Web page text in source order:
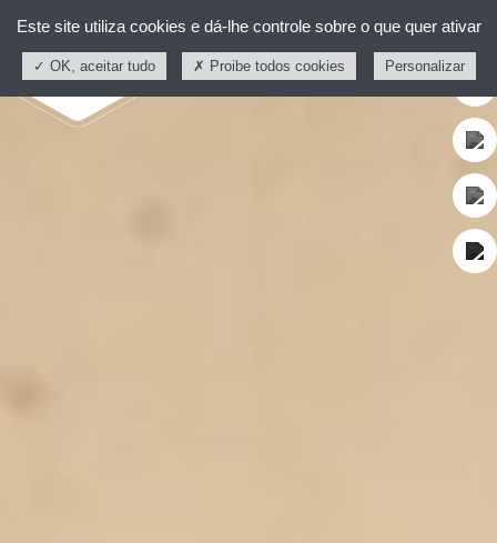
Este site utiliza cookies e dá-lhe controle sobre o que quer ativar
OK, aceitar tudo Proibe todos cookies Personalizar